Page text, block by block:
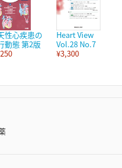
性心疾患の
動態 第2版
Heart View
Vol.28 No.7
¥3,300